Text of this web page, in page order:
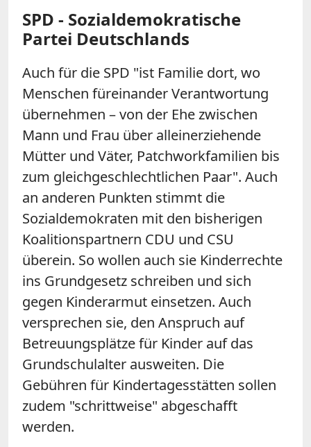
SPD - Sozialdemokratische
Partei Deutschlands
Auch für die SPD "ist Familie dort, wo
Menschen füreinander Verantwortung
übernehmen – von der Ehe zwischen
Mann und Frau über alleinerziehende
Mütter und Väter, Patchworkfamilien bis
zum gleichgeschlechtlichen Paar". Auch
an anderen Punkten stimmt die
Sozialdemokraten mit den bisherigen
Koalitionspartnern CDU und CSU
überein. So wollen auch sie Kinderrechte
ins Grundgesetz schreiben und sich
gegen Kinderarmut einsetzen. Auch
versprechen sie, den Anspruch auf
Betreuungsplätze für Kinder auf das
Grundschulalter ausweiten. Die
Gebühren für Kindertagesstätten sollen
zudem "schrittweise" abgeschafft
werden.